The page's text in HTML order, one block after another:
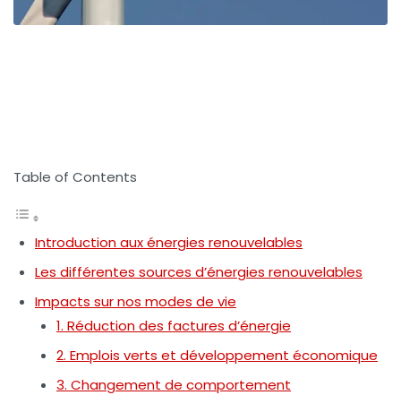
Table of Contents
Introduction aux énergies renouvelables
Les différentes sources d’énergies renouvelables
Impacts sur nos modes de vie
1. Réduction des factures d’énergie
2. Emplois verts et développement économique
3. Changement de comportement